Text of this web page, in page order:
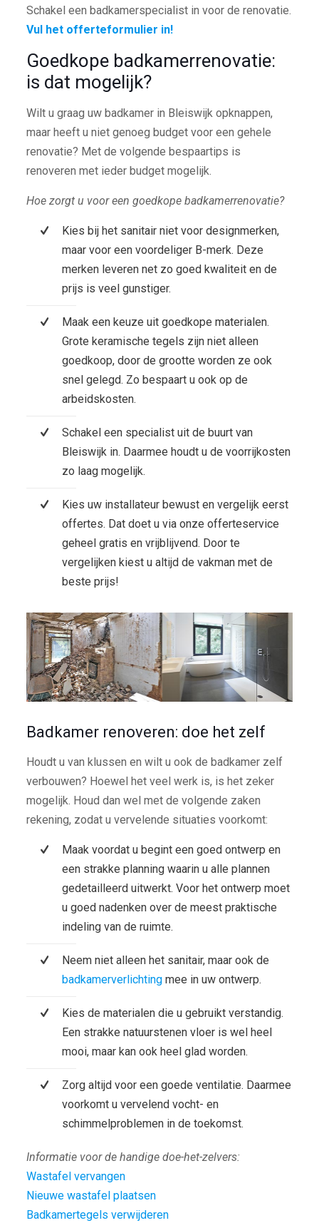
Schakel een badkamerspecialist in voor de renovatie.
Vul het offerteformulier in!
Goedkope badkamerrenovatie:
is dat mogelijk?
Wilt u graag uw badkamer in Bleiswijk opknappen,
maar heeft u niet genoeg budget voor een gehele
renovatie? Met de volgende bespaartips is
renoveren met ieder budget mogelijk.
Hoe zorgt u voor een goedkope badkamerrenovatie?
Kies bij het sanitair niet voor designmerken,
maar voor een voordeliger B-merk. Deze
merken leveren net zo goed kwaliteit en de
prijs is veel gunstiger.
Maak een keuze uit goedkope materialen.
Grote keramische tegels zijn niet alleen
goedkoop, door de grootte worden ze ook
snel gelegd. Zo bespaart u ook op de
arbeidskosten.
Schakel een specialist uit de buurt van
Bleiswijk in. Daarmee houdt u de voorrijkosten
zo laag mogelijk.
Kies uw installateur bewust en vergelijk eerst
offertes. Dat doet u via onze offerteservice
geheel gratis en vrijblijvend. Door te
vergelijken kiest u altijd de vakman met de
beste prijs!
Badkamer renoveren: doe het zelf
Houdt u van klussen en wilt u ook de badkamer zelf
verbouwen? Hoewel het veel werk is, is het zeker
mogelijk. Houd dan wel met de volgende zaken
rekening, zodat u vervelende situaties voorkomt:
Maak voordat u begint een goed ontwerp en
een strakke planning waarin u alle plannen
gedetailleerd uitwerkt. Voor het ontwerp moet
u goed nadenken over de meest praktische
indeling van de ruimte.
Neem niet alleen het sanitair, maar ook de
badkamerverlichtingmee in uw ontwerp.
Kies de materialen die u gebruikt verstandig.
Een strakke natuurstenen vloer is wel heel
mooi, maar kan ook heel glad worden.
Zorg altijd voor een goede ventilatie. Daarmee
voorkomt u vervelend vocht- en
schimmelproblemen in de toekomst.
Informatie voor de handige doe-het-zelvers:
Wastafel vervangen
Nieuwe wastafel plaatsen
Badkamertegels verwijderen